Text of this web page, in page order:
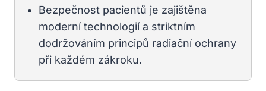
Bezpečnost pacientů je zajištěna
moderní technologií a striktním
dodržováním principů radiační ochrany
při každém zákroku.